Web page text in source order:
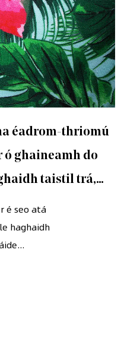
éadrom-thriomú
ghaineamh do
taistil trá,
campála
é seo atá
haghaidh